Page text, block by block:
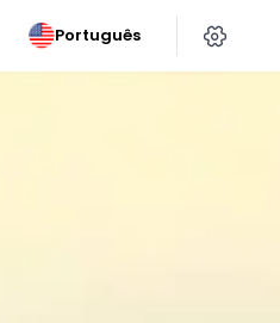
Português